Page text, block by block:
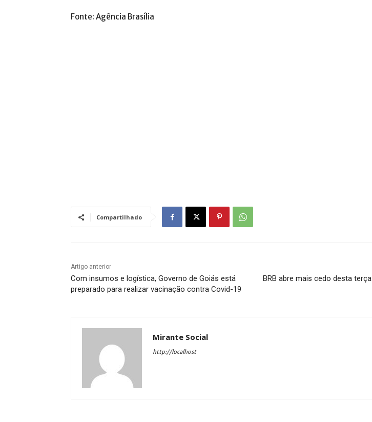
Fonte: Agência Brasília
Compartilhado
Artigo anterior
Com insumos e logística, Governo de Goiás está
preparado para realizar vacinação contra Covid-19
BRB abre mais cedo desta
Mirante Social
http://localhost